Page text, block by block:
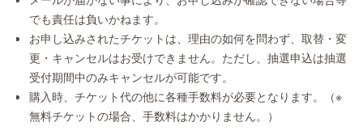
でも責任は負いかねます。
お申し込みされたチケットは、理由の如何を問わず、取替・変
更・キャンセルはお受けできません。ただし、抽選申込は抽選
受付期間中のみキャンセルが可能です。
購入時、チケット代の他に各種手数料が必要となります。（※
無料チケットの場合、手数料はかかりません。）